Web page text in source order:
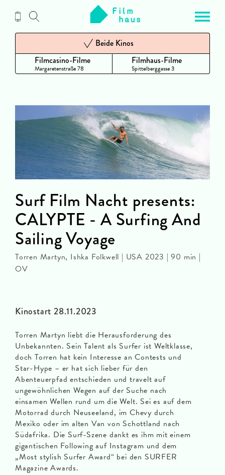
Inhalt
Filmcasino-Filme
Margaretenstraße 78
Beide Kinos
Filmhaus-Filme
Spittelberggasse 3
Kinostart 28.11.2023
Torren Martyn liebt die Herausforderung des
Unbekannten. Sein Talent als Surfer ist Weltklasse,
doch Torren hat kein Interesse an Contests und
Star-Hype – er hat sich lieber für den
Abenteuerpfad entschieden und travelt auf
ungewöhnlichen Wegen auf der Suche nach
einsamen Wellen rund um die Welt. Sei es auf dem
Motorrad durch Neuseeland, im Chevy durch
Mexiko oder im alten Van von Schottland nach
Südafrika. Die Surf-Szene dankt es ihm mit einem
gigantischen Following auf Instagram und dem
„Most stylish Surfer Award“ bei den SURFER
Magazine Awards.
Surf Film Nacht presents:
CALYPTE - A Surfing And
Sailing Voyage
Torren Martyn, Ishka Folkwell | USA 2023 | 90 min |
OV